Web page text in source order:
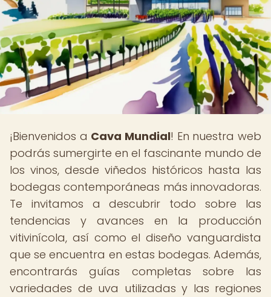
¡Bienvenidos a Cava Mundial! En nuestra web
podrás sumergirte en el fascinante mundo de
los vinos, desde viñedos históricos hasta las
bodegas contemporáneas más innovadoras.
Te invitamos a descubrir todo sobre las
tendencias y avances en la producción
vitivinícola, así como el diseño vanguardista
que se encuentra en estas bodegas. Además,
encontrarás guías completas sobre las
variedades de uva utilizadas y las regiones